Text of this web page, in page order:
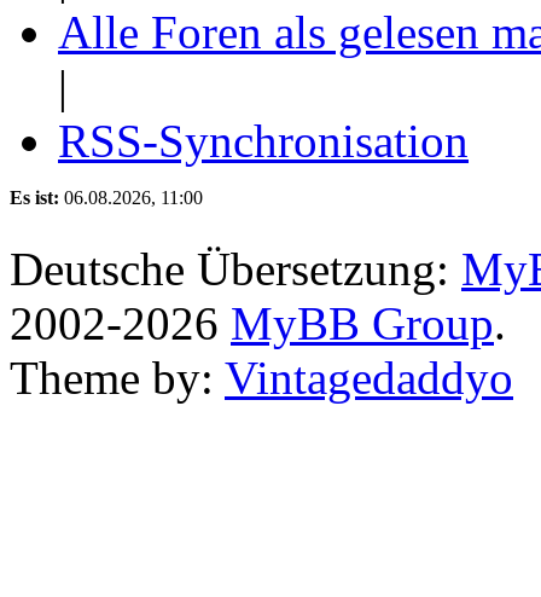
Alle Foren als gelesen
|
RSS-Synchronisation
Es ist: 06.08.2026, 11:00
Deutsche Übersetzung:
2002-2026 MyBB Group.
Theme by: Vintagedaddyo